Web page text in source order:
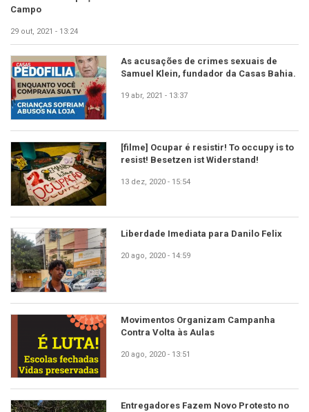
Campo
29 out, 2021 - 13:24
As acusações de crimes sexuais de
Samuel Klein, fundador da Casas Bahia.
19 abr, 2021 - 13:37
[filme] Ocupar é resistir! To occupy is to
resist! Besetzen ist Widerstand!
13 dez, 2020 - 15:54
Liberdade Imediata para Danilo Felix
20 ago, 2020 - 14:59
Movimentos Organizam Campanha
Contra Volta às Aulas
20 ago, 2020 - 13:51
Entregadores Fazem Novo Protesto no